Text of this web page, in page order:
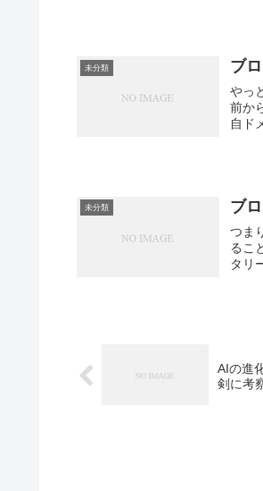
未分類 ブ
やっ
前からやりたかっ
自ド
未分類 ブ
つまり
るこ
タリ
AIの進
剣に考